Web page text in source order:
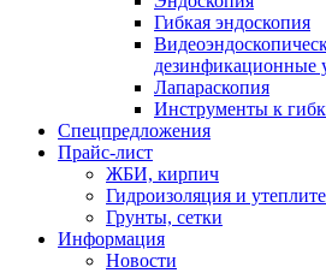
Гибкая эндоскопия
дезинфикационные
Лапараскопия
Инструменты к
Спецпредложения
Прайс-лист
ЖБИ, кирпич
Гидроизоляция и
Грунты, сетки
Информация
Новости